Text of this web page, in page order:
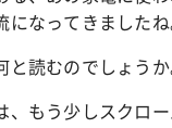
なってきましたね
読むのでしょうか
、もう少しスクロー